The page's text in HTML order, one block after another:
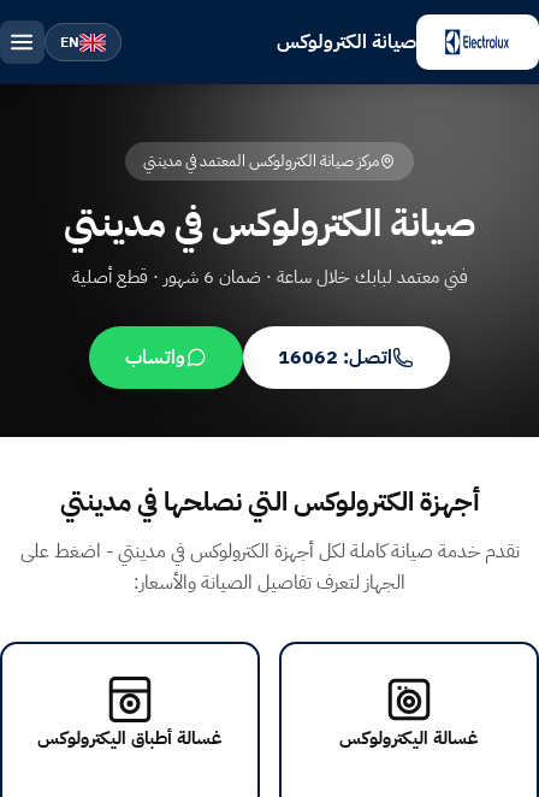
صيانة الكترولوكس EN
مركز صيانة الكترولوكس المعتمد في مدينتي
صيانة الكترولوكس في مدينتي
فني معتمد لبابك خلال ساعة · ضمان 6 شهور · قطع أصلية
اتصل: 16062 واتساب
أجهزة الكترولوكس التي نصلحها في مدينتي
نقدم خدمة صيانة كاملة لكل أجهزة الكترولوكس في مدينتي - اضغط على
الجهاز لتعرف تفاصيل الصيانة والأسعار:
غسالة اليكترولوكس غسالة أطباق اليكترولوكس